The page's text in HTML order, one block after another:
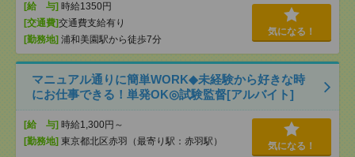
[給 与] 時給1350円
[交通費]交通費支給有り
[勤務地] 浦和美園駅から徒歩7分
気になる！
マニュアル通りに簡単WORK◆未経験から好きな時
にお仕事できる！単発OK◎試験監督[アルバイト]
[給 与] 時給1,300円～
[勤務地] 東京都北区赤羽（最寄り駅：赤羽駅） 気になる！